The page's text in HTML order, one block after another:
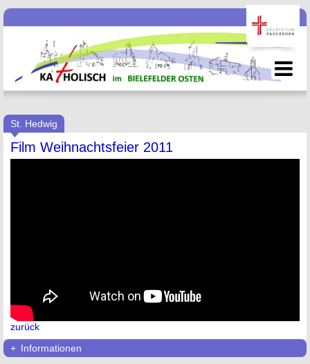
St. Hedwig
Film Weihnachtsfeier 2011
zurück
Informationen